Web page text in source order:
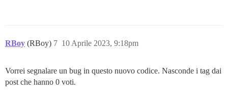
RBoy (RBoy) 10 Aprile 2023, 9:18pm
7
Vorrei segnalare un bug in questo nuovo codice. Nasconde i tag dai
post che hanno 0 voti.